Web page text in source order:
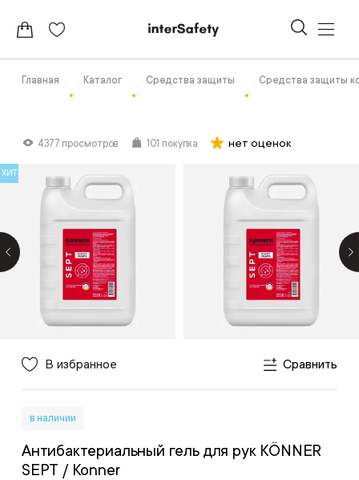
Главная Каталог Средства защиты Средства защиты
4377 просмотров 101 покупка нет оценок
ХИТ
В избранное Сравнить
в наличии
Антибактериальный гель для рук KÖNNER
SEPT / Konner